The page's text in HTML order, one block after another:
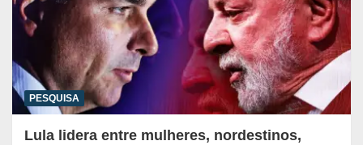
PESQUISA
Lula lidera entre mulheres, nordestinos,